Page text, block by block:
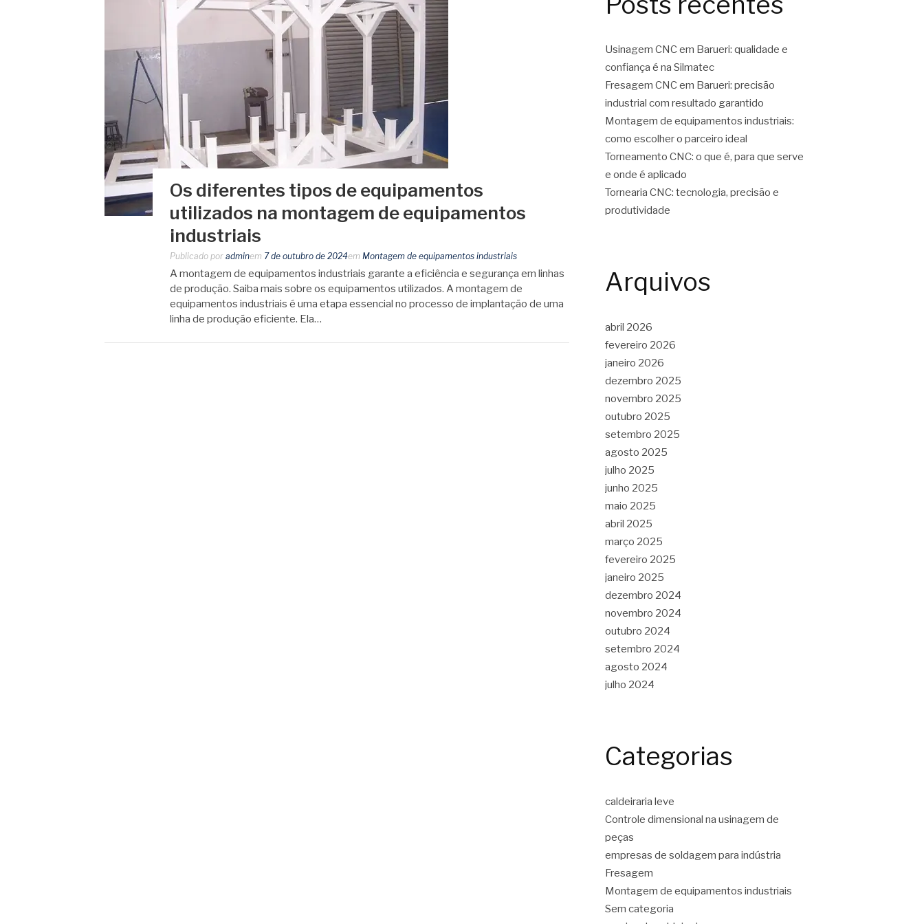
Os diferentes tipos de equipamentos
utilizados na montagem de equipamentos
industriais
Publicado por adminem 7 de outubro de 2024em Montagem de equipamentos industriais
A montagem de equipamentos industriais garante a eficiência e segurança em linhas
de produção. Saiba mais sobre os equipamentos utilizados. A montagem de
equipamentos industriais é uma etapa essencial no processo de implantação de uma
linha de produção eficiente. Ela…
Usinagem CNC em Barueri: qualidade e
confiança é na Silmatec
Fresagem CNC em Barueri: precisão
industrial com resultado garantido
Montagem de equipamentos industriais:
como escolher o parceiro ideal
Torneamento CNC: o que é, para que serve
e onde é aplicado
Tornearia CNC: tecnologia, precisão e
produtividade
Arquivos
abril 2026
fevereiro 2026
janeiro 2026
dezembro 2025
novembro 2025
outubro 2025
setembro 2025
agosto 2025
julho 2025
junho 2025
maio 2025
abril 2025
março 2025
fevereiro 2025
janeiro 2025
dezembro 2024
novembro 2024
outubro 2024
setembro 2024
agosto 2024
julho 2024
Categorias
caldeiraria leve
Controle dimensional na usinagem de
peças
empresas de soldagem para indústria
Fresagem
Montagem de equipamentos industriais
Sem categoria